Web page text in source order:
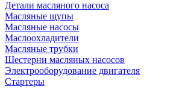
Детали масляного насоса
Масляные щупы
Масляные насосы
Маслоохладители
Масляные трубки
Шестерни масляных насосов
Электрооборудование двигателя
Стартеры